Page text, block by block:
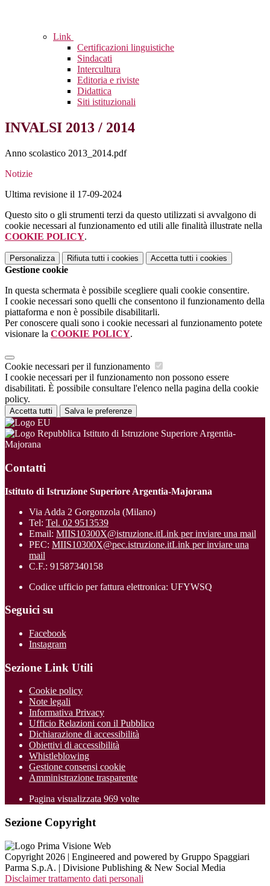
Link
Certificazioni linguistiche
Sindacati
Intercultura
Editoria e riviste
Didattica
Siti istituzionali
INVALSI 2013 / 2014
Anno scolastico 2013_2014.pdf
Notizie
Ultima revisione il 17-09-2024
Questo sito o gli strumenti terzi da questo utilizzati si avvalgono di
cookie necessari al funzionamento ed utili alle finalità illustrate nella
COOKIE POLICY.
Personalizza Rifiuta tutti i cookies Accetta tutti i cookies
Gestione cookie
In questa schermata è possibile scegliere quali cookie consentire.
I cookie necessari sono quelli che consentono il funzionamento della
piattaforma e non è possibile disabilitarli.
Per conoscere quali sono i cookie necessari al funzionamento potete
visionare la COOKIE POLICY.
Cookie necessari per il funzionamento
I cookie necessari per il funzionamento non possono essere
disabilitati. È possibile consultare l'elenco nella pagina della cookie
policy.
Accetta tutti Salva le preferenze
Istituto di Istruzione Superiore Argentia-
Majorana
Contatti
Istituto di Istruzione Superiore Argentia-Majorana
Via Adda 2 Gorgonzola (Milano)
Tel: Tel. 02 9513539
Email: MIIS10300X@istruzione.itLink per inviare una mail
PEC: MIIS10300X@pec.istruzione.itLink per inviare una
mail
C.F.: 91587340158
Codice ufficio per fattura elettronica: UFYWSQ
Seguici su
Facebook
Instagram
Sezione Link Utili
Cookie policy
Note legali
Informativa Privacy
Ufficio Relazioni con il Pubblico
Dichiarazione di accessibilità
Obiettivi di accessibilità
Whistleblowing
Gestione consensi cookie
Amministrazione trasparente
Pagina visualizzata 969 volte
Sezione Copyright
Copyright 2026 | Engineered and powered by Gruppo Spaggiari
Parma S.p.A. | Divisione Publishing & New Social Media
Disclaimer trattamento dati personali